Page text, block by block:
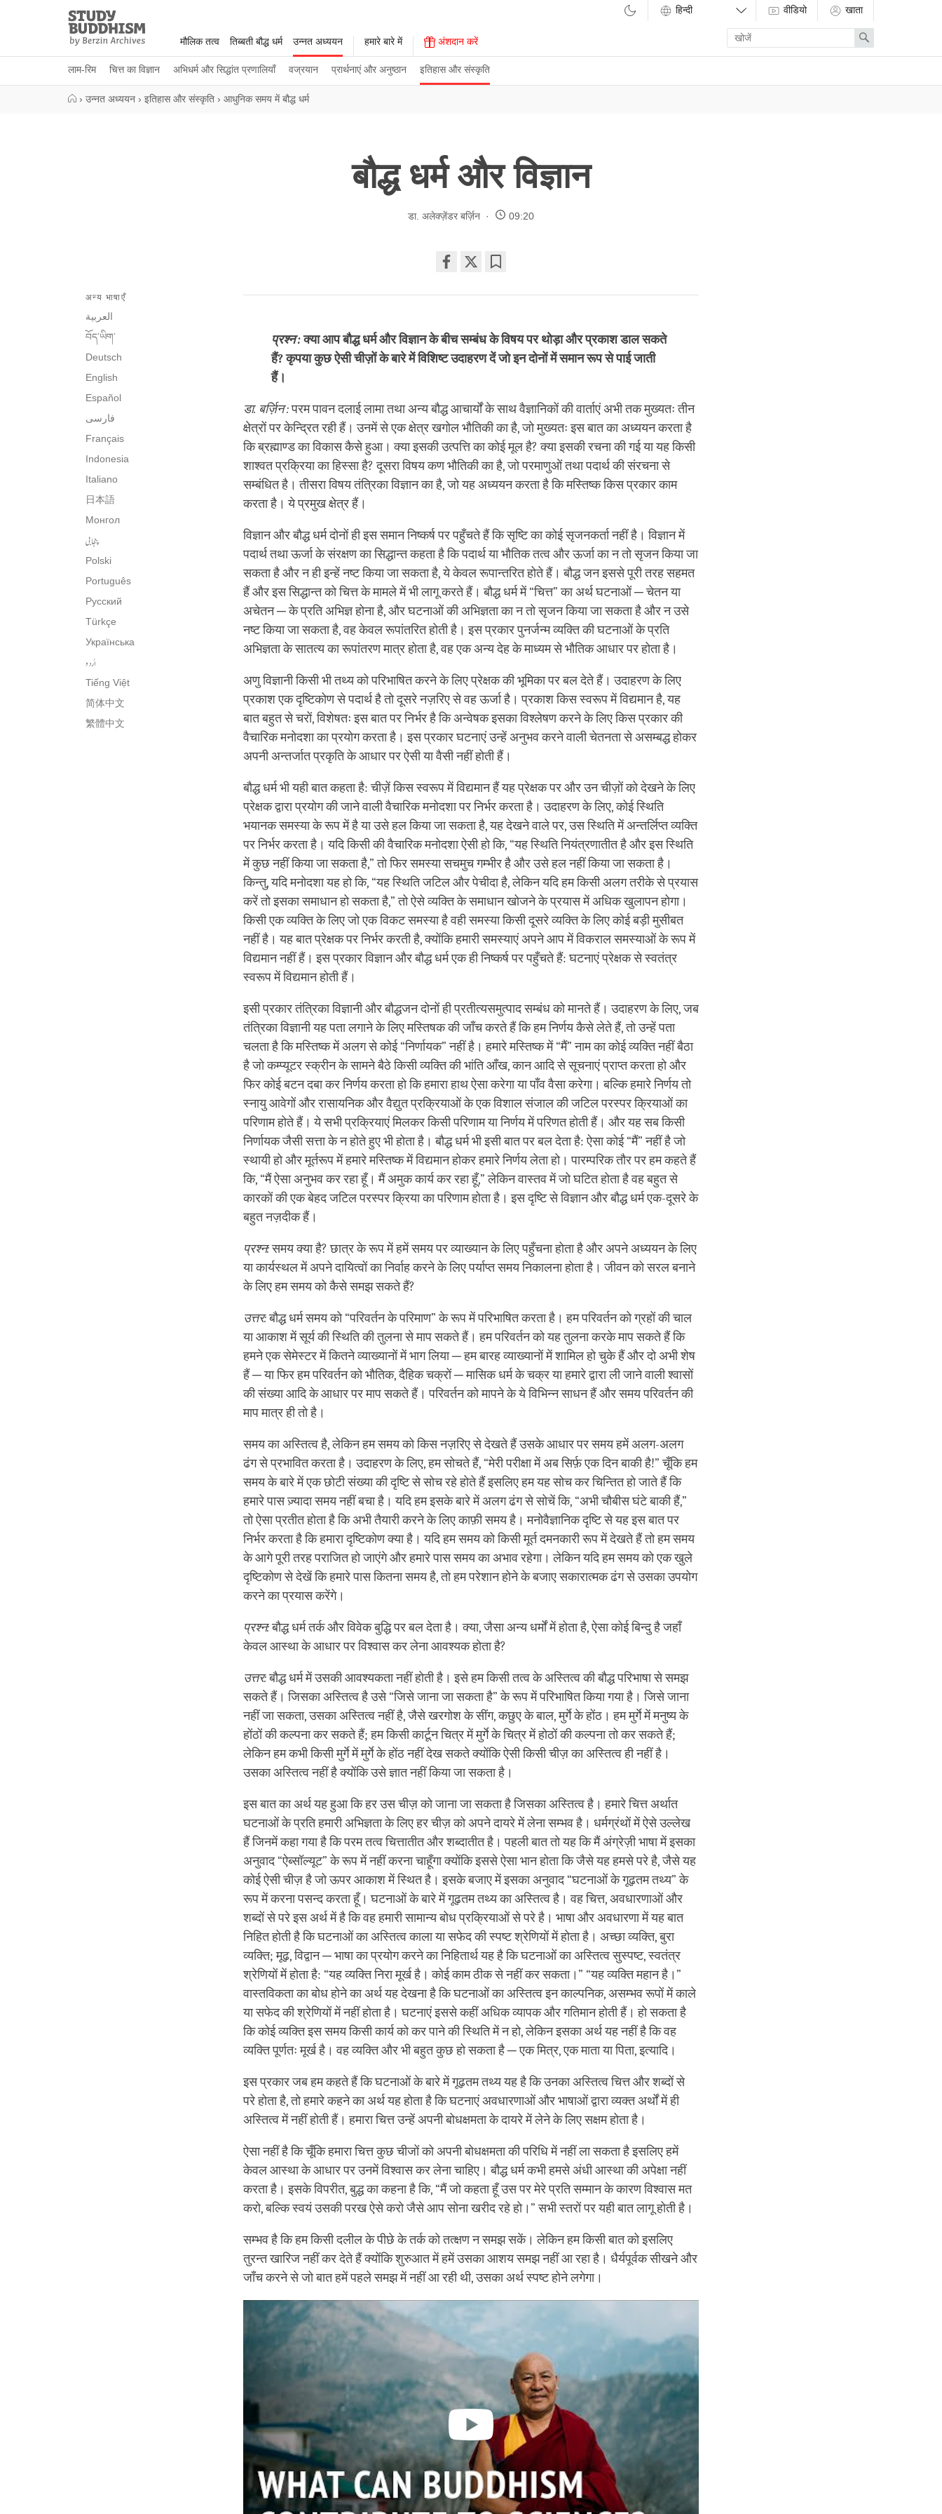
Study
Buddhism
Home
मौलिक तत्व तिब्बती बौद्ध धर्म उन्नत अध्ययन
लाम-रिम चित्त का विज्ञान अभिधर्म और सिद्धांत प्रणालियाँ वज्रयान प्रार्थनाएं और अनुष्ठान इतिहास और संस्कृति
हमारे बारे में अंशदान करें
वीडियो खाता
Enter
search
term
Search
› उन्नत अध्ययन › इतिहास और संस्कृति › आधुनिक समय में बौद्ध धर्म
बौद्ध धर्म और विज्ञान
डा. अलेक्ज़ेंडर बर्ज़िन 09:20
on
अन्य भाषाएँ
العربية
བོད་ཡིག་
Deutsch
English
Español
فارسی
Français
Indonesia
Italiano
日本語
Монгол
پنجابی
Polski
Português
Русский
Türkçe
Українська
اُردو
Tiếng Việt
简体中文
繁體中文
प्रश्न :क्या आप बौद्ध धर्म और विज्ञान के बीच सम्बंध के विषय पर थोड़ा और प्रकाश डाल सकते
हैं? कृपया कुछ ऐसी चीज़ों के बारे में विशिष्ट उदाहरण दें जो इन दोनों में समान रूप से पाई जाती
हैं।
डा. बर्ज़िन :परम पावन दलाई लामा तथा अन्य बौद्ध आचार्यों के साथ वैज्ञानिकों की वार्ताएं अभी तक मुख्यतः तीन
क्षेत्रों पर केन्द्रित रही हैं। उनमें से एक क्षेत्र खगोल भौतिकी का है, जो मुख्यतः इस बात का अध्ययन करता है
कि ब्रह्माण्ड का विकास कैसे हुआ। क्या इसकी उत्पत्ति का कोई मूल है? क्या इसकी रचना की गई या यह किसी
शाश्वत प्रक्रिया का हिस्सा है? दूसरा विषय कण भौतिकी का है, जो परमाणुओं तथा पदार्थ की संरचना से
सम्बंधित है। तीसरा विषय तंत्रिका विज्ञान का है, जो यह अध्ययन करता है कि मस्तिष्क किस प्रकार काम
करता है। ये प्रमुख क्षेत्र हैं।
विज्ञान और बौद्ध धर्म दोनों ही इस समान निष्कर्ष पर पहुँचते हैं कि सृष्टि का कोई सृजनकर्ता नहीं है। विज्ञान में
पदार्थ तथा ऊर्जा के संरक्षण का सिद्धान्त कहता है कि पदार्थ या भौतिक तत्व और ऊर्जा का न तो सृजन किया जा
सकता है और न ही इन्हें नष्ट किया जा सकता है, ये केवल रूपान्तरित होते हैं। बौद्ध जन इससे पूरी तरह सहमत
हैं और इस सिद्धान्त को चित्त के मामले में भी लागू करते हैं। बौद्ध धर्म में “चित्त” का अर्थ घटनाओं ─ चेतन या
अचेतन ─ के प्रति अभिज्ञ होना है, और घटनाओं की अभिज्ञता का न तो सृजन किया जा सकता है और न उसे
नष्ट किया जा सकता है, वह केवल रूपांतरित होती है। इस प्रकार पुनर्जन्म व्यक्ति की घटनाओं के प्रति
अभिज्ञता के सातत्य का रूपांतरण मात्र होता है, वह एक अन्य देह के माध्यम से भौतिक आधार पर होता है।
अणु विज्ञानी किसी भी तथ्य को परिभाषित करने के लिए प्रेक्षक की भूमिका पर बल देते हैं। उदाहरण के लिए
प्रकाश एक दृष्टिकोण से पदार्थ है तो दूसरे नज़रिए से वह ऊर्जा है। प्रकाश किस स्वरूप में विद्यमान है, यह
बात बहुत से चरों, विशेषतः इस बात पर निर्भर है कि अन्वेषक इसका विश्लेषण करने के लिए किस प्रकार की
वैचारिक मनोदशा का प्रयोग करता है। इस प्रकार घटनाएं उन्हें अनुभव करने वाली चेतनता से असम्बद्ध होकर
अपनी अन्तर्जात प्रकृति के आधार पर ऐसी या वैसी नहीं होती हैं।
बौद्ध धर्म भी यही बात कहता है: चीज़ें किस स्वरूप में विद्यमान हैं यह प्रेक्षक पर और उन चीज़ों को देखने के लिए
प्रेक्षक द्वारा प्रयोग की जाने वाली वैचारिक मनोदशा पर निर्भर करता है। उदाहरण के लिए, कोई स्थिति
भयानक समस्या के रूप में है या उसे हल किया जा सकता है, यह देखने वाले पर, उस स्थिति में अन्तर्लिप्त व्यक्ति
पर निर्भर करता है। यदि किसी की वैचारिक मनोदशा ऐसी हो कि, “यह स्थिति नियंत्रणातीत है और इस स्थिति
में कुछ नहीं किया जा सकता है,” तो फिर समस्या सचमुच गम्भीर है और उसे हल नहीं किया जा सकता है।
किन्तु, यदि मनोदशा यह हो कि, “यह स्थिति जटिल और पेचीदा है, लेकिन यदि हम किसी अलग तरीके से प्रयास
करें तो इसका समाधान हो सकता है,” तो ऐसे व्यक्ति के समाधान खोजने के प्रयास में अधिक खुलापन होगा।
किसी एक व्यक्ति के लिए जो एक विकट समस्या है वही समस्या किसी दूसरे व्यक्ति के लिए कोई बड़ी मुसीबत
नहीं है। यह बात प्रेक्षक पर निर्भर करती है, क्योंकि हमारी समस्याएं अपने आप में विकराल समस्याओं के रूप में
विद्यमान नहीं हैं। इस प्रकार विज्ञान और बौद्ध धर्म एक ही निष्कर्ष पर पहुँचते हैं: घटनाएं प्रेक्षक से स्वतंत्र
स्वरूप में विद्यमान होती हैं।
इसी प्रकार तंत्रिका विज्ञानी और बौद्धजन दोनों ही प्रतीत्यसमुत्पाद सम्बंध को मानते हैं। उदाहरण के लिए, जब
तंत्रिका विज्ञानी यह पता लगाने के लिए मस्तिषक की जाँच करते हैं कि हम निर्णय कैसे लेते हैं, तो उन्हें पता
चलता है कि मस्तिष्क में अलग से कोई “निर्णायक” नहीं है। हमारे मस्तिष्क में “मैं” नाम का कोई व्यक्ति नहीं बैठा
है जो कम्प्यूटर स्क्रीन के सामने बैठे किसी व्यक्ति की भांति आँख, कान आदि से सूचनाएं प्राप्त करता हो और
फिर कोई बटन दबा कर निर्णय करता हो कि हमारा हाथ ऐसा करेगा या पाँव वैसा करेगा। बल्कि हमारे निर्णय तो
स्नायु आवेगों और रासायनिक और वैद्युत प्रक्रियाओं के एक विशाल संजाल की जटिल परस्पर क्रियाओं का
परिणाम होते हैं। ये सभी प्रक्रियाएं मिलकर किसी परिणाम या निर्णय में परिणत होती हैं। और यह सब किसी
निर्णायक जैसी सत्ता के न होते हुए भी होता है। बौद्ध धर्म भी इसी बात पर बल देता है: ऐसा कोई “मैं” नहीं है जो
स्थायी हो और मूर्तरूप में हमारे मस्तिष्क में विद्यमान होकर हमारे निर्णय लेता हो। पारम्परिक तौर पर हम कहते हैं
कि, “मैं ऐसा अनुभव कर रहा हूँ। मैं अमुक कार्य कर रहा हूँ,” लेकिन वास्तव में जो घटित होता है वह बहुत से
कारकों की एक बेहद जटिल परस्पर क्रिया का परिणाम होता है। इस दृष्टि से विज्ञान और बौद्ध धर्म एक-दूसरे के
बहुत नज़दीक हैं।
प्रश्न:समय क्या है? छात्र के रूप में हमें समय पर व्याख्यान के लिए पहुँचना होता है और अपने अध्ययन के लिए
या कार्यस्थल में अपने दायित्वों का निर्वाह करने के लिए पर्याप्त समय निकालना होता है। जीवन को सरल बनाने
के लिए हम समय को कैसे समझ सकते हैं?
उत्तर:बौद्ध धर्म समय को “परिवर्तन के परिमाण” के रूप में परिभाषित करता है। हम परिवर्तन को ग्रहों की चाल
या आकाश में सूर्य की स्थिति की तुलना से माप सकते हैं। हम परिवर्तन को यह तुलना करके माप सकते हैं कि
हमने एक सेमेस्टर में कितने व्याख्यानों में भाग लिया ─ हम बारह व्याख्यानों में शामिल हो चुके हैं और दो अभी शेष
हैं ─ या फिर हम परिवर्तन को भौतिक, दैहिक चक्रों ─ मासिक धर्म के चक्र या हमारे द्वारा ली जाने वाली श्वासों
की संख्या आदि के आधार पर माप सकते हैं। परिवर्तन को मापने के ये विभिन्न साधन हैं और समय परिवर्तन की
माप मात्र ही तो है।
समय का अस्तित्व है, लेकिन हम समय को किस नज़रिए से देखते हैं उसके आधार पर समय हमें अलग-अलग
ढंग से प्रभावित करता है। उदाहरण के लिए, हम सोचते हैं, “मेरी परीक्षा में अब सिर्फ़ एक दिन बाकी है!” चूँकि हम
समय के बारे में एक छोटी संख्या की दृष्टि से सोच रहे होते हैं इसलिए हम यह सोच कर चिन्तित हो जाते हैं कि
हमारे पास ज़्यादा समय नहीं बचा है। यदि हम इसके बारे में अलग ढंग से सोचें कि, “अभी चौबीस घंटे बाकी हैं,”
तो ऐसा प्रतीत होता है कि अभी तैयारी करने के लिए काफ़ी समय है। मनोवैज्ञानिक दृष्टि से यह इस बात पर
निर्भर करता है कि हमारा दृष्टिकोण क्या है। यदि हम समय को किसी मूर्त दमनकारी रूप में देखते हैं तो हम समय
के आगे पूरी तरह पराजित हो जाएंगे और हमारे पास समय का अभाव रहेगा। लेकिन यदि हम समय को एक खुले
दृष्टिकोण से देखें कि हमारे पास कितना समय है, तो हम परेशान होने के बजाए सकारात्मक ढंग से उसका उपयोग
करने का प्रयास करेंगे।
प्रश्न:बौद्ध धर्म तर्क और विवेक बुद्धि पर बल देता है। क्या, जैसा अन्य धर्मों में होता है, ऐसा कोई बिन्दु है जहाँ
केवल आस्था के आधार पर विश्वास कर लेना आवश्यक होता है?
उत्तर:बौद्ध धर्म में उसकी आवश्यकता नहीं होती है। इसे हम किसी तत्व के अस्तित्व की बौद्ध परिभाषा से समझ
सकते हैं। जिसका अस्तित्व है उसे “जिसे जाना जा सकता है” के रूप में परिभाषित किया गया है। जिसे जाना
नहीं जा सकता, उसका अस्तित्व नहीं है, जैसे खरगोश के सींग, कछुए के बाल, मुर्गे के होंठ। हम मुर्गे में मनुष्य के
होंठों की कल्पना कर सकते हैं; हम किसी कार्टून चित्र में मुर्गे के चित्र में होठों की कल्पना तो कर सकते हैं;
लेकिन हम कभी किसी मुर्गे में मुर्गे के होंठ नहीं देख सकते क्योंकि ऐसी किसी चीज़ का अस्तित्व ही नहीं है।
उसका अस्तित्व नहीं है क्योंकि उसे ज्ञात नहीं किया जा सकता है।
इस बात का अर्थ यह हुआ कि हर उस चीज़ को जाना जा सकता है जिसका अस्तित्व है। हमारे चित्त अर्थात
घटनाओं के प्रति हमारी अभिज्ञता के लिए हर चीज़ को अपने दायरे में लेना सम्भव है। धर्मग्रंथों में ऐसे उल्लेख
हैं जिनमें कहा गया है कि परम तत्व चित्तातीत और शब्दातीत है। पहली बात तो यह कि मैं अंग्रेज़ी भाषा में इसका
अनुवाद “ऐब्सॉल्यूट” के रूप में नहीं करना चाहूँगा क्योंकि इससे ऐसा भान होता कि जैसे यह हमसे परे है, जैसे यह
कोई ऐसी चीज़ है जो ऊपर आकाश में स्थित है। इसके बजाए में इसका अनुवाद “घटनाओं के गूढ़तम तथ्य” के
रूप में करना पसन्द करता हूँ। घटनाओं के बारे में गूढ़तम तथ्य का अस्तित्व है। वह चित्त, अवधारणाओं और
शब्दों से परे इस अर्थ में है कि वह हमारी सामान्य बोध प्रक्रियाओं से परे है। भाषा और अवधारणा में यह बात
निहित होती है कि घटनाओं का अस्तित्व काला या सफेद की स्पष्ट श्रेणियों में होता है। अच्छा व्यक्ति, बुरा
व्यक्ति; मूढ़, विद्वान ─ भाषा का प्रयोग करने का निहितार्थ यह है कि घटनाओं का अस्तित्व सुस्पष्ट, स्वतंत्र
श्रेणियों में होता है: “यह व्यक्ति निरा मूर्ख है। कोई काम ठीक से नहीं कर सकता।” “यह व्यक्ति महान है।”
वास्तविकता का बोध होने का अर्थ यह देखना है कि घटनाओं का अस्तित्व इन काल्पनिक, असम्भव रूपों में काले
या सफेद की श्रेणियों में नहीं होता है। घटनाएं इससे कहीं अधिक व्यापक और गतिमान होती हैं। हो सकता है
कि कोई व्यक्ति इस समय किसी कार्य को कर पाने की स्थिति में न हो, लेकिन इसका अर्थ यह नहीं है कि वह
व्यक्ति पूर्णतः मूर्ख है। वह व्यक्ति और भी बहुत कुछ हो सकता है ─ एक मित्र, एक माता या पिता, इत्यादि।
इस प्रकार जब हम कहते हैं कि घटनाओं के बारे में गूढ़तम तथ्य यह है कि उनका अस्तित्व चित्त और शब्दों से
परे होता है, तो हमारे कहने का अर्थ यह होता है कि घटनाएं अवधारणाओं और भाषाओं द्वारा व्यक्त अर्थों में ही
अस्तित्व में नहीं होती हैं। हमारा चित्त उन्हें अपनी बोधक्षमता के दायरे में लेने के लिए सक्षम होता है।
ऐसा नहीं है कि चूँकि हमारा चित्त कुछ चीजों को अपनी बोधक्षमता की परिधि में नहीं ला सकता है इसलिए हमें
केवल आस्था के आधार पर उनमें विश्वास कर लेना चाहिए। बौद्ध धर्म कभी हमसे अंधी आस्था की अपेक्षा नहीं
करता है। इसके विपरीत, बुद्ध का कहना है कि, “मैं जो कहता हूँ उस पर मेरे प्रति सम्मान के कारण विश्वास मत
करो, बल्कि स्वयं उसकी परख ऐसे करो जैसे आप सोना खरीद रहे हो।” सभी स्तरों पर यही बात लागू होती है।
सम्भव है कि हम किसी दलील के पीछे के तर्क को तत्क्षण न समझ सकें। लेकिन हम किसी बात को इसलिए
तुरन्त खारिज नहीं कर देते हैं क्योंकि शुरुआत में हमें उसका आशय समझ नहीं आ रहा है। धैर्यपूर्वक सीखने और
जाँच करने से जो बात हमें पहले समझ में नहीं आ रही थी, उसका अर्थ स्पष्ट होने लगेगा।